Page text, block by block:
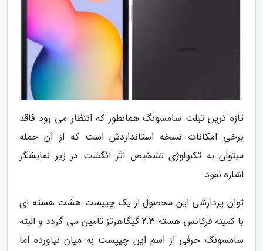
تازه ترین تبلت سامسونگ همانطور که انتظار می رود فاقد
برخی امکانات نسخه استانداردش است که از آن جمله
میتوان به تکنولوژی تشخیص اثر انگشت در زیر نمایشگر
اشاره نمود.
توان پردازشی این محصول از یک چیپست هشت هسته ای
با کمینه فرکانس هسته 2.3 گیگاهرتز تامین می گردد و البته
سامسونگ حرفی از اسم این چیپست به میان نیاورده اما